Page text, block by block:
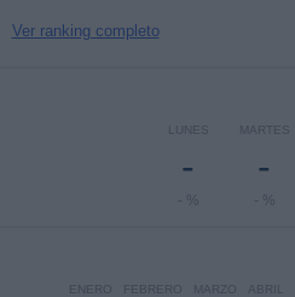
Ver ranking completo
LUNES
-
- %
MARTES
-
- %
ENERO FEBRERO MARZO ABRIL